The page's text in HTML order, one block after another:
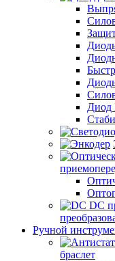
Диод
Ручной
браслет